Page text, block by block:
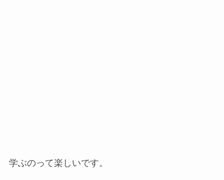
学ぶのって楽しいです。